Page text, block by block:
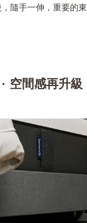
隨手一伸，重要的東
空間感再升級